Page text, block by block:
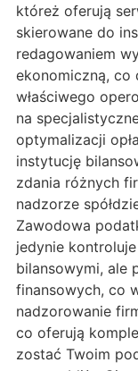
któreż oferują
skierowane do
redagowaniem
ekonomiczną, co
właściwego
na
optymalizacji
instytucję
zdania różnych
nadzorze
Zawodowa
jedynie
bilansowymi, ale
finansowych, co
nadzorowanie
co oferują
zostać Twoim